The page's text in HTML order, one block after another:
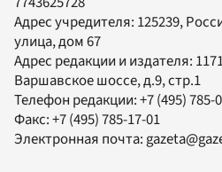
Адрес учредителя: 125239,
улица, дом 67
Адрес редакции и издателя:
Варшавское шоссе, д.9, стр.1
Телефон редакции:+7 (495) 785-
Факс:+7 (495) 785-17-01
Электронная почта: